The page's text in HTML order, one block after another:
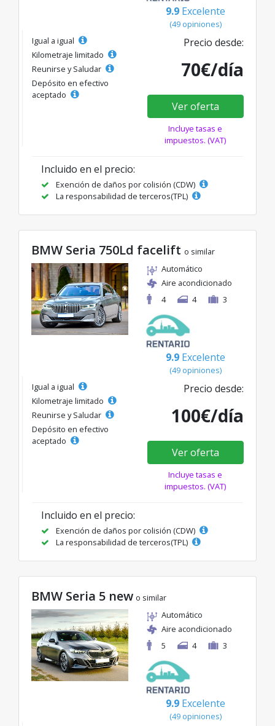
9.9 Excelente
(49 opiniones)
Igual a igual
Kilometraje limitado
Reunirse y Saludar
Depósito en efectivo
aceptado
Precio desde:
70€/día
Ver oferta
Incluye tasas e
impuestos. (VAT)
Incluido en el precio:
Exención de daños por colisión (CDW)
La responsabilidad de terceros(TPL)
BMW Seria 750Ld facelift o similar
Automático
Aire acondicionado
4
4 3
9.9 Excelente
(49 opiniones)
Igual a igual
Kilometraje limitado
Reunirse y Saludar
Depósito en efectivo
aceptado
Precio desde:
100€/día
Ver oferta
Incluye tasas e
impuestos. (VAT)
Incluido en el precio:
Exención de daños por colisión (CDW)
La responsabilidad de terceros(TPL)
BMW Seria 5 new o similar
Automático
Aire acondicionado
5
4 3
9.9 Excelente
(49 opiniones)